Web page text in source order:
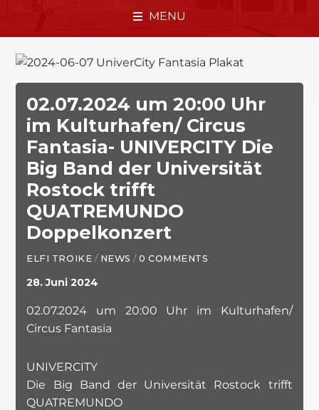
MENU
02.07.2024 um 20:00 Uhr
im Kulturhafen/ Circus
Fantasia- UNIVERCITY Die
Big Band der Universität
Rostock trifft
QUATREMUNDO
Doppelkonzert
ELFI TROIKE / NEWS / 0 COMMENTS
28. Juni 2024
02.07.2024 um 20:00 Uhr im Kulturhafen/
Circus Fantasia
UNIVERCITY
Die Big Band der Universität Rostock trifft
QUATREMUNDO